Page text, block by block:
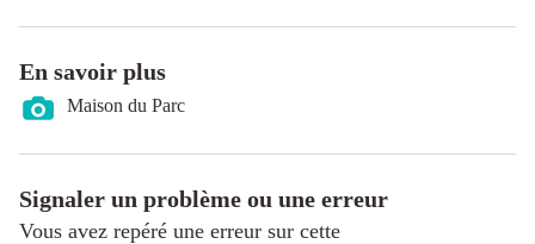
En savoir plus
Maison du Parc
Signaler un problème ou une erreur
Vous avez repéré une erreur sur cette